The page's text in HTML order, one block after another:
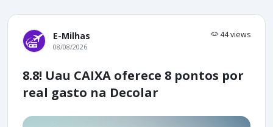
E-Milhas 44 views
08/08/2026
8.8! Uau CAIXA oferece 8 pontos por
real gasto na Decolar